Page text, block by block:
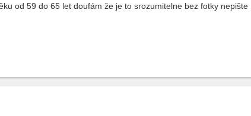
od 59 do 65 let doufám že je to srozumitelne bez fotky